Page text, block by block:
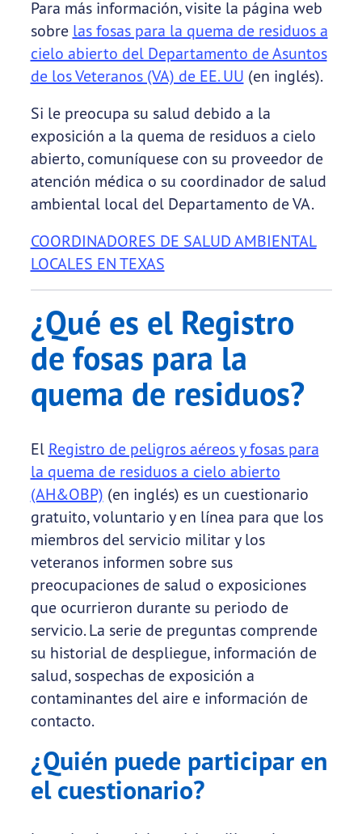
Para más información, visite la página web
sobre las fosas para la quema de residuos a
cielo abierto del Departamento de Asuntos
de los Veteranos (VA) de EE. UU (en inglés).
Si le preocupa su salud debido a la
exposición a la quema de residuos a cielo
abierto, comuníquese con su proveedor de
atención médica o su coordinador de salud
ambiental local del Departamento de VA.
COORDINADORES DE SALUD AMBIENTAL
LOCALES EN TEXAS
¿Qué es el Registro
de fosas para la
quema de residuos?
El Registro de peligros aéreos y fosas para
la quema de residuos a cielo abierto
(AH&OBP) (en inglés) es un cuestionario
gratuito, voluntario y en línea para que los
miembros del servicio militar y los
veteranos informen sobre sus
preocupaciones de salud o exposiciones
que ocurrieron durante su periodo de
servicio. La serie de preguntas comprende
su historial de despliegue, información de
salud, sospechas de exposición a
contaminantes del aire e información de
contacto.
¿Quién puede participar en
el cuestionario?